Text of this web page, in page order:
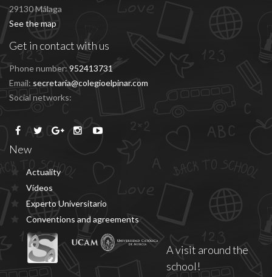
29130 Málaga
See the map
Get in contact with us
Phone number: 952413731
Email: secretaria@colegioelpinar.com
Social networks:
New
Actuality
Vídeos
Experto Universitario
Conventions and agreements
A visit around the
school!